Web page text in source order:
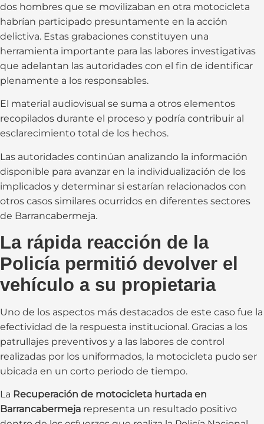
dos hombres que se movilizaban en otra motocicleta
habrían participado presuntamente en la acción
delictiva. Estas grabaciones constituyen una
herramienta importante para las labores investigativas
que adelantan las autoridades con el fin de identificar
plenamente a los responsables.
El material audiovisual se suma a otros elementos
recopilados durante el proceso y podría contribuir al
esclarecimiento total de los hechos.
Las autoridades continúan analizando la información
disponible para avanzar en la individualización de los
implicados y determinar si estarían relacionados con
otros casos similares ocurridos en diferentes sectores
de Barrancabermeja.
La rápida reacción de la
Policía permitió devolver el
vehículo a su propietaria
Uno de los aspectos más destacados de este caso fue la
efectividad de la respuesta institucional. Gracias a los
patrullajes preventivos y a las labores de control
realizadas por los uniformados, la motocicleta pudo ser
ubicada en un corto periodo de tiempo.
La Recuperación de motocicleta hurtada en
Barrancabermeja representa un resultado positivo